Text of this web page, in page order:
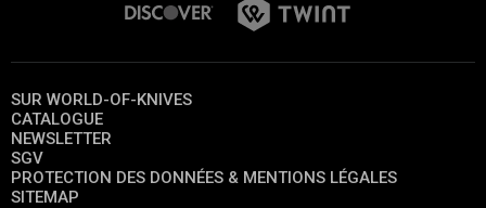
SUR WORLD-OF-KNIVES
CATALOGUE
NEWSLETTER
SGV
PROTECTION DES DONNÉES & MENTIONS LÉGALES
SITEMAP